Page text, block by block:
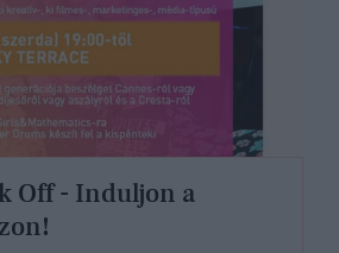
Off - Induljon a